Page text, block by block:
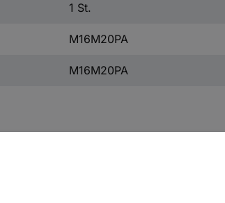
1 St.
M16M20PA
M16M20PA